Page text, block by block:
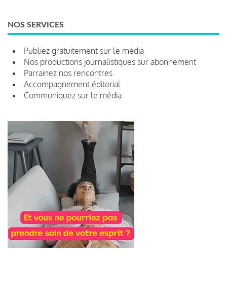
NOS SERVICES
Publiez gratuitement sur le média
Nos productions journalistiques sur abonnement
Parrainez nos rencontres
Accompagnement éditorial
Communiquez sur le média